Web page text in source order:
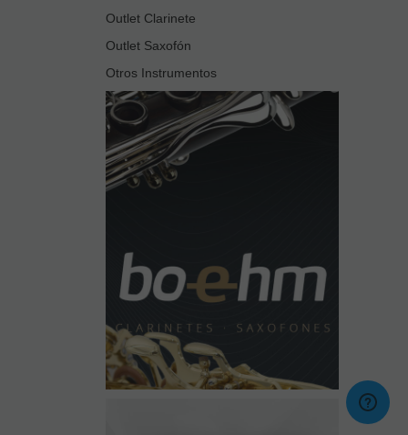
Outlet Clarinete
Outlet Saxofón
Otros Instrumentos